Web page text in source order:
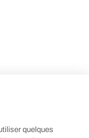
quelques